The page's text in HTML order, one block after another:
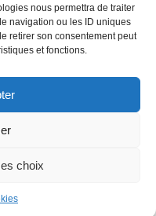
nous permettra de traiter
navigation ou les ID uniques
retirer son consentement peut
et fonctions.
choix